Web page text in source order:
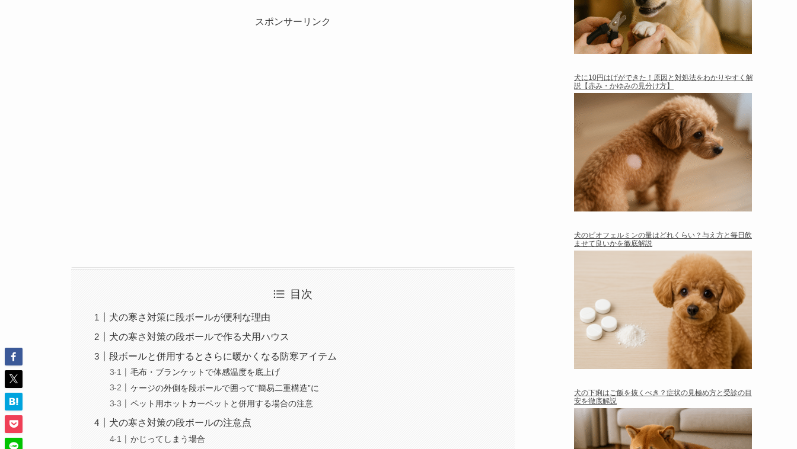
スポンサーリンク
目次
犬の寒さ対策に段ボールが便利な理由
犬の寒さ対策の段ボールで作る犬用ハウス
段ボールと併用するとさらに暖かくなる防寒アイテム
毛布・ブランケットで体感温度を底上げ
ケージの外側を段ボールで囲って“簡易二重構造”に
ペット用ホットカーペットと併用する場合の注意
犬の寒さ対策の段ボールの注意点
かじってしまう場合
犬に10円はげができた！原因と対処法をわかりやすく解
説【赤み・かゆみの見分け方】
犬のビオフェルミンの量はどれくらい？与え方と毎日飲
ませて良いかを徹底解説
犬の下痢はご飯を抜くべき？症状の見極め方と受診の目
安を徹底解説